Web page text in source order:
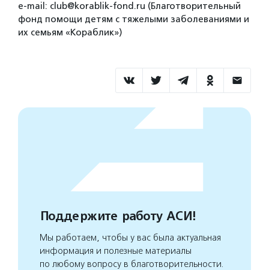
e-mail: club@korablik-fond.ru (Благотворительный
фонд помощи детям с тяжелыми заболеваниями и
их семьям «Кораблик»)
Поддержите работу АСИ!
Мы работаем, чтобы у вас была актуальная
информация и полезные материалы
по любому вопросу в благотворительности.